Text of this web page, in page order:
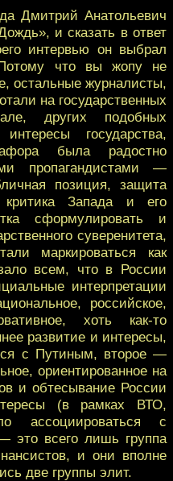
Дмитрий Анатольевич
и сказать в ответ
интервью он выбрал
что вы жопу не
остальные журналисты,
на государственных
других подобных
государства,
была радостно
пропагандистами —
позиция, защита
критика Запада и его
сформулировать и
суверенитета,
маркироваться как
всем, что в России
интерпретации
российское,
хоть как-то
развитие и интересы,
с Путиным, второе —
ориентированное на
и обтесывание России
(в рамках ВТО,
ассоциироваться с
это всего лишь группа
и они вполне
две группы элит.